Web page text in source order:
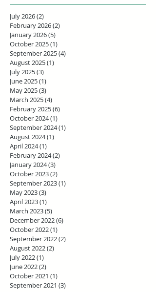
July 2026(2)
February 2026(2)
January 2026(5)
October 2025(1)
September 2025(4)
August 2025(1)
July 2025(3)
June 2025(1)
May 2025(3)
March 2025(4)
February 2025(6)
October 2024(1)
September 2024(1)
August 2024(1)
April 2024(1)
February 2024(2)
January 2024(3)
October 2023(2)
September 2023(1)
May 2023(3)
April 2023(1)
March 2023(5)
December 2022(6)
October 2022(1)
September 2022(2)
August 2022(2)
July 2022(1)
June 2022(2)
October 2021 (1)
September 2021 (3)